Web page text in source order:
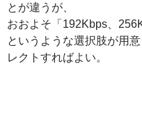
とが違うが、
おおよそ「192Kbps、
というような選択肢が用意
レクトすればよい。